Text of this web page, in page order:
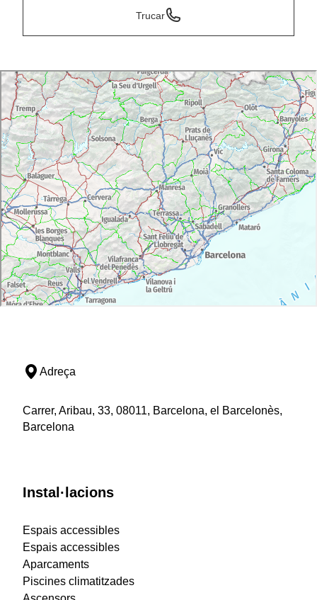
Trucar
Adreça
Carrer, Aribau, 33, 08011, Barcelona, el Barcelonès,
Barcelona
Instal·lacions
Espais accessibles
Espais accessibles
Aparcaments
Piscines climatitzades